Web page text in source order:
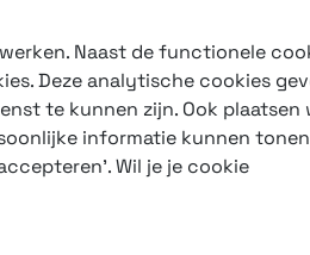
outdoor
een vlakke ondergrond
om het
Naast de functionele
Deze analytische cookies
te kunnen zijn. Ook plaatsen
informatie kunnen
Wil je je cookie